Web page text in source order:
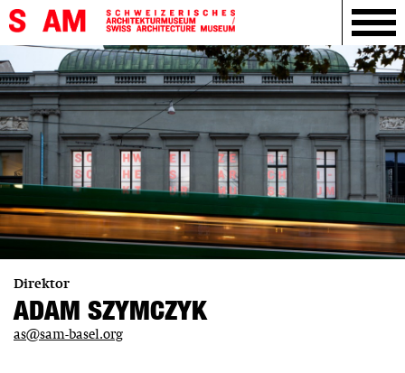
Direktor
ADAM SZYMCZYK
as@sam-basel.org